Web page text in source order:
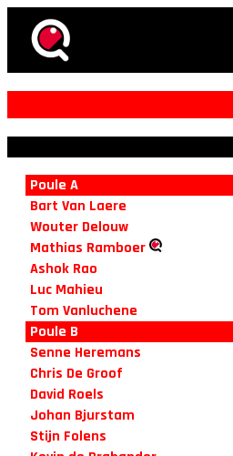
Poule A
Bart Van Laere
Wouter Delouw
Mathias Ramboer
Ashok Rao
Luc Mahieu
Tom Vanluchene
Poule B
Senne Heremans
Chris De Groof
David Roels
Johan Bjurstam
Stijn Folens